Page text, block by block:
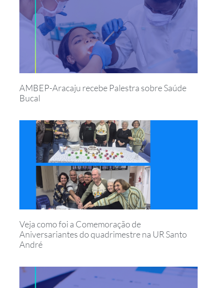
AMBEP-Aracaju recebe Palestra sobre Saúde
Bucal
Veja como foi a Comemoração de
Aniversariantes do quadrimestre na UR Santo
André